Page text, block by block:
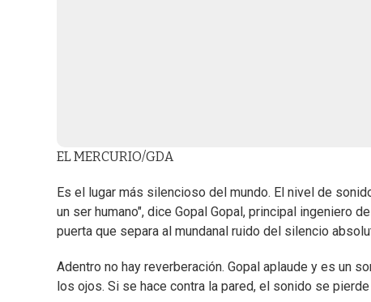
EL MERCURIO/GDA
Es el lugar más silencioso del mundo. El nivel de
un ser humano", dice Gopal Gopal, principal ingeniero
puerta que separa al mundanal ruido del silencio
Adentro no hay reverberación. Gopal aplaude y es un
los ojos. Si se hace contra la pared, el sonido se